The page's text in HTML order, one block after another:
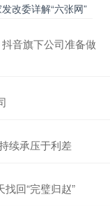
改委详解“六张网”
音旗下公司准备做
续承压于利差
回“完璧归赵”